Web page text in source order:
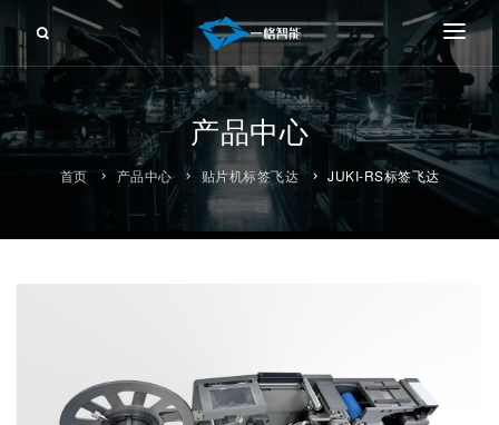
一格智能
产品中心
前推供料器
片料供料器
柔性供料
产品中心
首页 产品中心 贴片机标签飞达 JUKI-RS标签飞达